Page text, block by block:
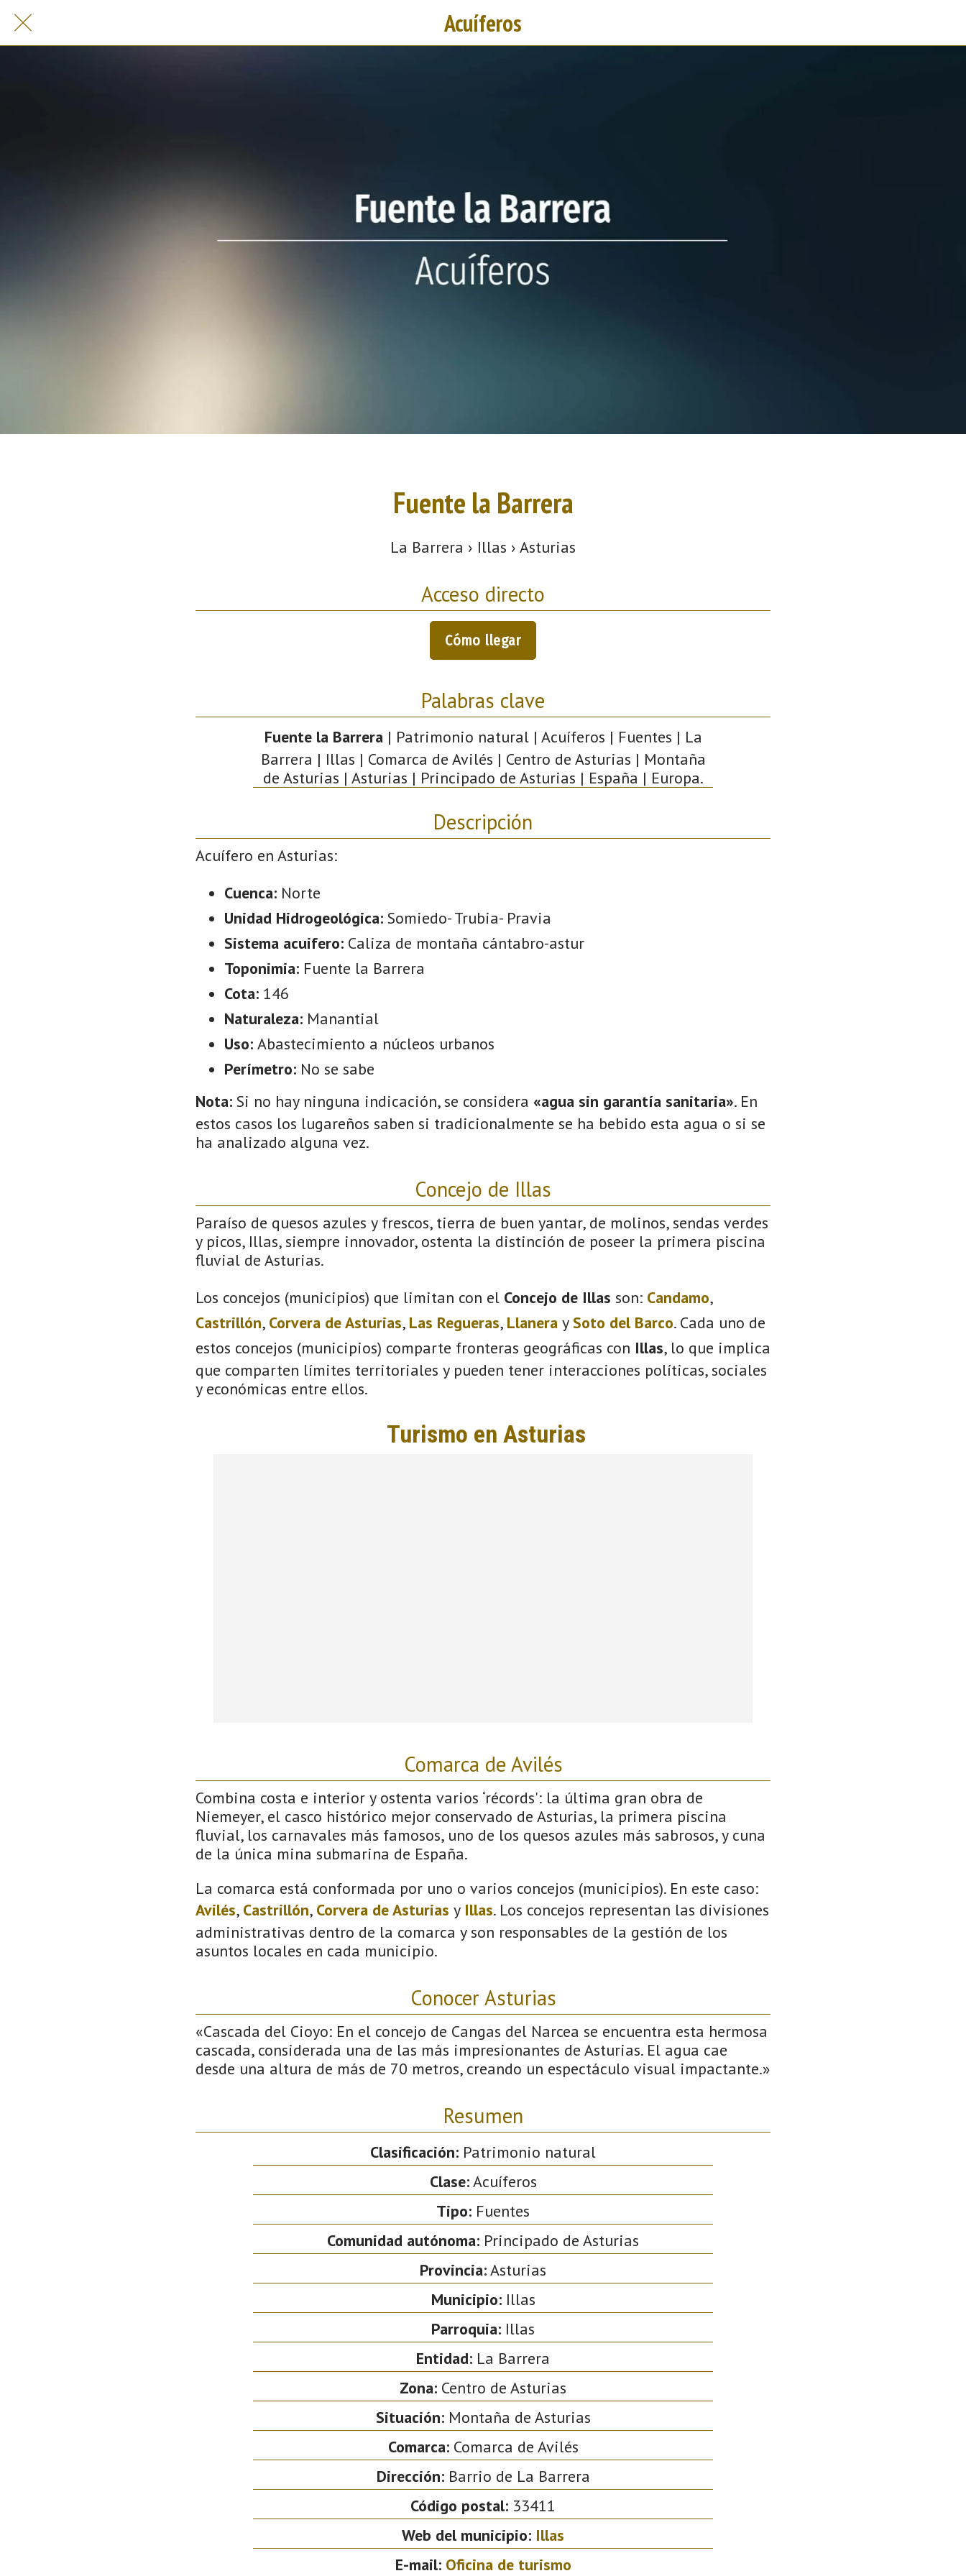
Acuíferos
Fuente la Barrera
La Barrera › Illas › Asturias
Acceso directo
Cómo llegar
Palabras clave
Fuente la Barrera| Patrimonio natural | Acuíferos | Fuentes | La
Barrera | Illas | Comarca de Avilés | Centro de Asturias | Montaña
de Asturias | Asturias | Principado de Asturias | España | Europa.
Descripción
Acuífero en Asturias:
Cuenca: Norte
Unidad Hidrogeológica: Somiedo- Trubia- Pravia
Sistema acuifero: Caliza de montaña cántabro-astur
Toponimia: Fuente la Barrera
Cota: 146
Naturaleza: Manantial
Uso: Abastecimiento a núcleos urbanos
Perímetro: No se sabe
Nota: Si no hay ninguna indicación, se considera «agua sin garantía sanitaria». En
estos casos los lugareños saben si tradicionalmente se ha bebido esta agua o si se
ha analizado alguna vez.
Concejo de Illas
Paraíso de quesos azules y frescos, tierra de buen yantar, de molinos, sendas verdes
y picos, Illas, siempre innovador, ostenta la distinción de poseer la primera piscina
fluvial de Asturias.
Los concejos (municipios) que limitan con el Concejo de Illas son: Candamo,
Castrillón, Corvera de Asturias, Las Regueras, Llanera ySoto del Barco. Cada uno de
estos concejos (municipios) comparte fronteras geográficas con Illas, lo que implica
que comparten límites territoriales y pueden tener interacciones políticas, sociales
y económicas entre ellos.
Comarca de Avilés
Combina costa e interior y ostenta varios ‘récords': la última gran obra de
Niemeyer, el casco histórico mejor conservado de Asturias, la primera piscina
fluvial, los carnavales más famosos, uno de los quesos azules más sabrosos, y cuna
de la única mina submarina de España.
La comarca está conformada por uno o varios concejos (municipios). En este caso:
Avilés, Castrillón, Corvera de Asturias y Illas. Los concejos representan las divisiones
administrativas dentro de la comarca y son responsables de la gestión de los
asuntos locales en cada municipio.
Conocer Asturias
«Cascada del Cioyo: En el concejo de Cangas del Narcea se encuentra esta hermosa
cascada, considerada una de las más impresionantes de Asturias. El agua cae
desde una altura de más de 70 metros, creando un espectáculo visual impactante.»
Resumen
Clasificación: Patrimonio natural
Clase:Acuíferos
Tipo: Fuentes
Comunidad autónoma: Principado de Asturias
Provincia:Asturias
Municipio:Illas
Parroquia: Illas
Entidad: La Barrera
Zona: Centro de Asturias
Situación:Montaña de Asturias
Comarca:Comarca de Avilés
Dirección:Barrio de La Barrera
Código postal: 33411
Web del municipio: Illas
E-mail: Oficina de turismo